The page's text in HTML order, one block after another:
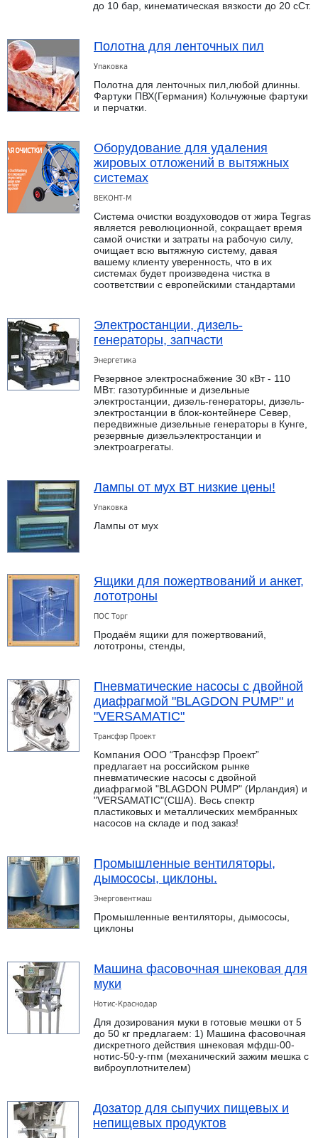
до 10 бар, кинематическая вязкости до 20 сСт.
Полотна для ленточных пил
Упаковка
Полотна для ленточных пил,любой длинны.
Фартуки ПВХ(Германия) Кольчужные фартуки
и перчатки.
Оборудование для удаления
жировых отложений в вытяжных
системах
ВЕКОНТ-М
Система очистки воздуховодов от жира Tegras
является революционной, сокращает время
самой очистки и затраты на рабочую силу,
очищает всю вытяжную систему, давая
вашему клиенту уверенность, что в их
системах будет произведена чистка в
соответствии с европейскими стандартами
Электростанции, дизель-
генераторы, запчасти
Энергетика
Резервное электроснабжение 30 кВт - 110
МВт: газотурбинные и дизельные
электростанции, дизель-генераторы, дизель-
электростанции в блок-контейнере Север,
передвижные дизельные генераторы в Кунге,
резервные дизельэлектростанции и
электроагрегаты.
Лампы от мух ВТ низкие цены!
Упаковка
Лампы от мух
Ящики для пожертвований и анкет,
лототроны
ПОС Торг
Продаём ящики для пожертвований,
лототроны, стенды,
Пневматические насосы с двойной
диафрагмой "BLAGDON PUMP" и
"VERSAMATIC"
Трансфэр Проект
Компания ООО “Трансфэр Проект”
предлагает на российском рынке
пневматические насосы с двойной
диафрагмой "BLAGDON PUMP" (Ирландия) и
"VERSAMATIC"(США). Весь спектр
пластиковых и металлических мембранных
насосов на складе и под заказ!
Промышленные вентиляторы,
дымососы, циклоны.
Энерговентмаш
Промышленные вентиляторы, дымососы,
циклоны
Машина фасовочная шнековая для
муки
Нотис-Краснодар
Для дозирования муки в готовые мешки от 5
до 50 кг предлагаем: 1) Машина фасовочная
дискретного действия шнековая мфдш-00-
нотис-50-у-гпм (механический зажим мешка с
виброуплотнителем)
Дозатор для сыпучих пищевых и
непищевых продуктов